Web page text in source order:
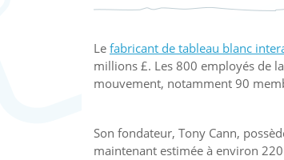
Le fabricant de tableau blanc
millions £. Les 800 employés de
mouvement, notamment 90
Son fondateur, Tony Cann,
maintenant estimée à environ